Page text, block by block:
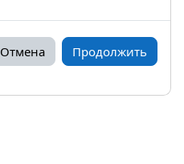
Отмена Продолжить